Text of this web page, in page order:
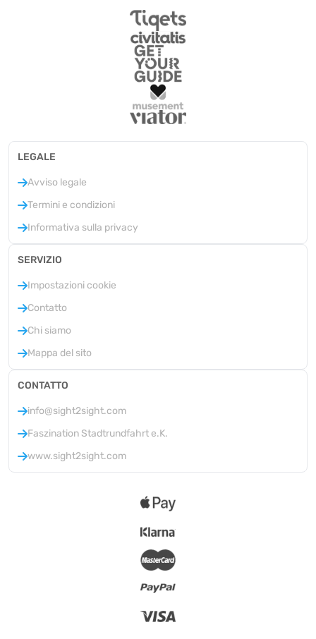
LEGALE
Avviso legale
Termini e condizioni
Informativa sulla privacy
SERVIZIO
Impostazioni cookie
Contatto
Chi siamo
Mappa del sito
CONTATTO
info@sight2sight.com
Faszination Stadtrundfahrt e.K.
www.sight2sight.com